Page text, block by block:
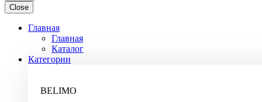
Close
Главная
Главная
Каталог
Категории
BELIMO